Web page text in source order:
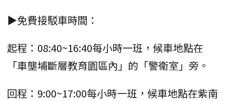
▶免費接駁車時間：
起程：08:40~16:40每小時一班，候車地點在
「車壟埔斷層教育園區內」的「警衛室」旁。
回程：9:00~17:00每小時一班，候車地點在紫南